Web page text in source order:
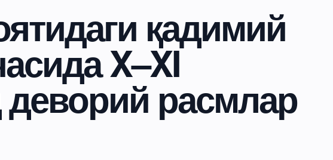
қадимий
X–XI
деворий расмлар